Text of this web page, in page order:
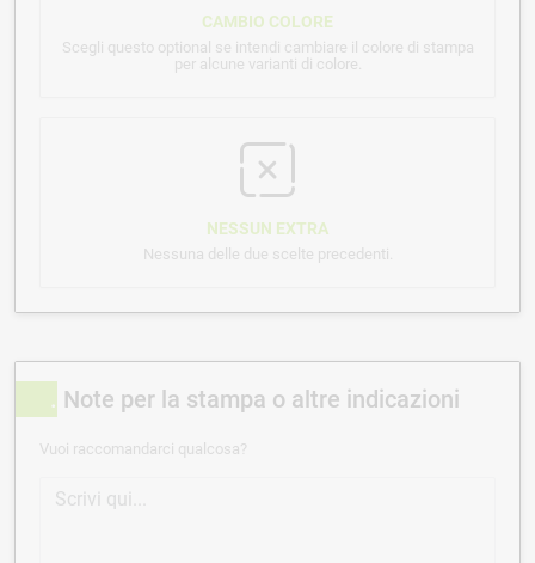
CAMBIO COLORE
Scegli questo optional se intendi cambiare il colore di stampa
per alcune varianti di colore.
NESSUN EXTRA
Nessuna delle due scelte precedenti.
Note per la stampa o altre indicazioni
Vuoi raccomandarci qualcosa?